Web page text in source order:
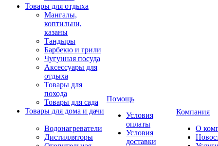
Товары для отдыха
Мангалы,
коптильни,
казаны
Тандыры
Барбекю и грили
Чугунная посуда
Аксессуары для
отдыха
Товары для
похода
Товары для сада
Товары для дома и дачи
Водонагреватели
Дистилляторы
Помощь
Условия
оплаты
Условия
доставки
Компания
О